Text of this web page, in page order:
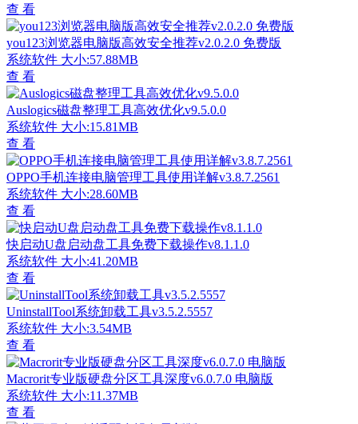
查 看
you123浏览器电脑版高效安全推荐v2.0.2.0 免费版
系统软件 大小:57.88MB
查 看
Auslogics磁盘整理工具高效优化v9.5.0.0
系统软件 大小:15.81MB
查 看
OPPO手机连接电脑管理工具使用详解v3.8.7.2561
系统软件 大小:28.60MB
查 看
快启动U盘启动盘工具免费下载操作v8.1.1.0
系统软件 大小:41.20MB
查 看
UninstallTool系统卸载工具v3.5.2.5557
系统软件 大小:3.54MB
查 看
Macrorit专业版硬盘分区工具深度v6.0.7.0 电脑版
系统软件 大小:11.37MB
查 看